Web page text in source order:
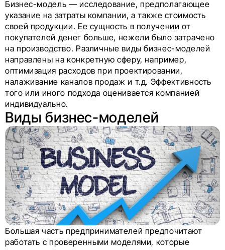
Бизнес-модель — исследование, предполагающее
указание на затраты компании, а также стоимость
своей продукции. Ее сущность в получении от
покупателей денег больше, нежели было затрачено
на производство. Различные виды бизнес-моделей
направлены на конкретную сферу, например,
оптимизация расходов при проектировании,
налаживание каналов продаж и т.д. Эффективность
того или иного подхода оценивается компанией
индивидуально.
Виды бизнес-моделей
Большая часть предпринимателей предпочитают
работать с проверенными моделями, которые